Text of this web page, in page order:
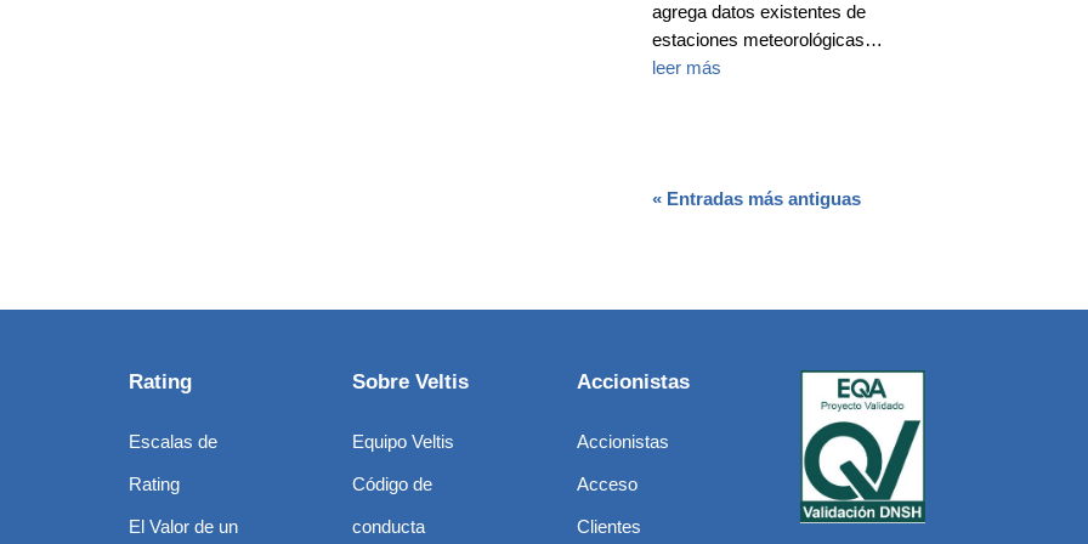
agrega datos existentes de
estaciones meteorológicas…
leer más
« Entradas más antiguas
Rating
Escalas de
Rating
El Valor de un
Sobre Veltis
Equipo Veltis
Código de
conducta
Accionistas
Accionistas
Acceso
Clientes